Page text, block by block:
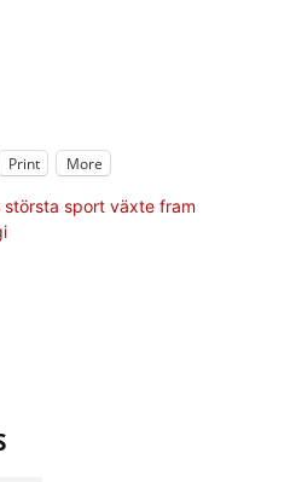
Print More
största sport växte fram